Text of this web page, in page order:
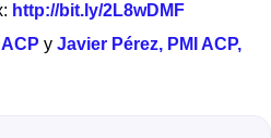
http://bit.ly/2L8wDMF
y Javier Pérez, PMI ACP,